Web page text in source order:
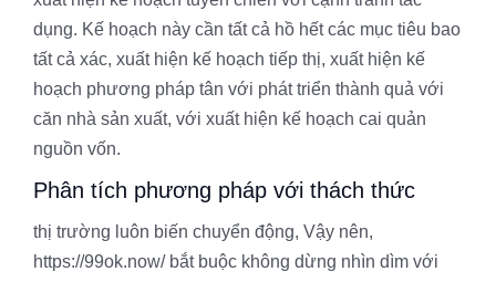
dụng. Kế hoạch này cần tất cả hồ hết các mục tiêu bao
tất cả xác, xuất hiện kế hoạch tiếp thị, xuất hiện kế
hoạch phương pháp tân với phát triển thành quả với
căn nhà sản xuất, với xuất hiện kế hoạch cai quản
nguồn vốn.
Phân tích phương pháp với thách thức
thị trường luôn biến chuyển động, Vậy nên,
https://99ok.now/ bắt buộc không dừng nhìn dìm với